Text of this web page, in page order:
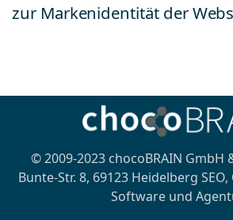
zur Markenidentität der
© 2009-2023 chocoBRAIN GmbH
Bunte-Str. 8, 69123 Heidelberg
Software und